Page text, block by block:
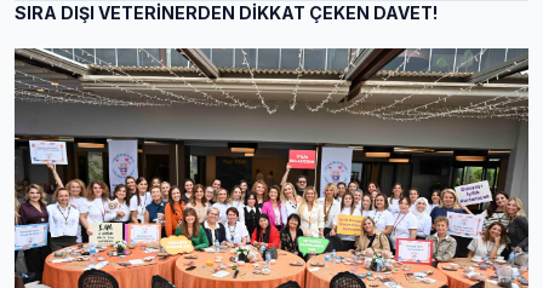
SIRA DIŞI VETERİNERDEN DİKKAT ÇEKEN DAVET!